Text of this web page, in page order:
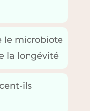
le microbiote
la longévité
ils